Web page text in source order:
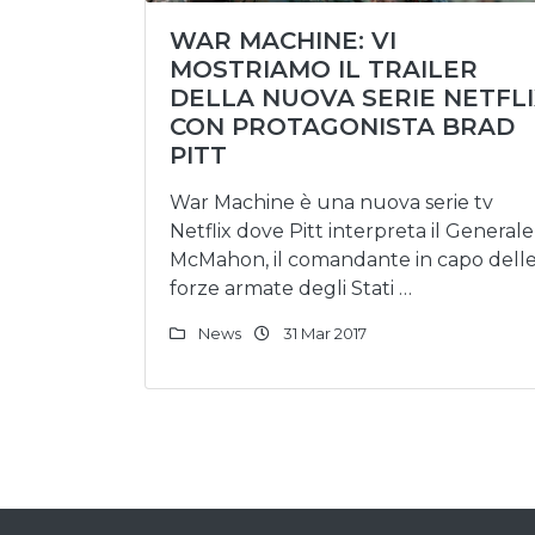
WAR MACHINE: VI
MOSTRIAMO IL TRAILER
DELLA NUOVA SERIE
CON PROTAGONISTA BRAD
PITT
War Machine è una nuova serie tv
Netflix dove Pitt interpreta il Generale
McMahon, il comandante in capo
forze armate degli Stati …
News 31 Mar 2017